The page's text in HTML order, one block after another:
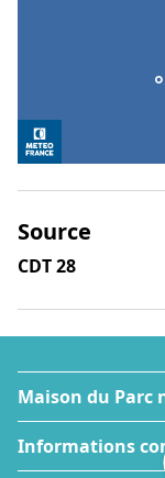
Source
CDT 28
Maison du Parc
Informations